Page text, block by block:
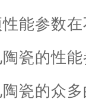
能参数
瓷的性
瓷的众